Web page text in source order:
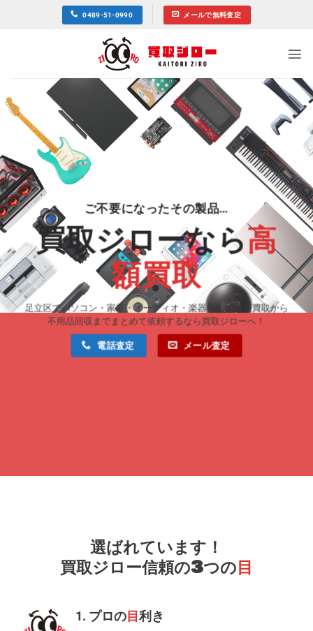
0489-51-0990 メールで無料査定
ご不要になったその製品…
買取ジローなら高
額買取
足立区でパソコン・家電・オーディオ・楽器などの出張買取から
不用品回収までまとめて依頼するなら買取ジローへ！
電話査定 メール査定
選ばれています！
買取ジロー信頼の3つの目
1. プロの目利き